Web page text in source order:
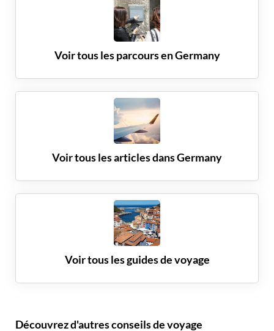
Voir tous les parcours enGermany
Voir tous les articles dansGermany
Voir tous les guides de voyage
Découvrez d'autres conseils de voyage